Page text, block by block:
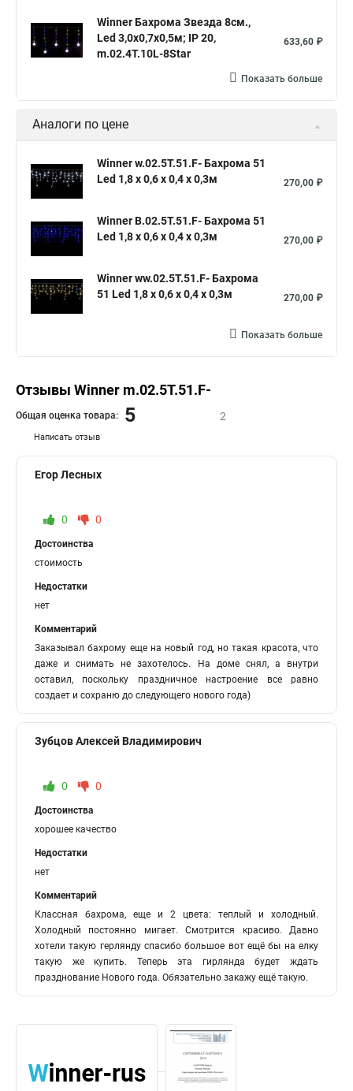
Winner Бахрома Звезда 8см.,
Led 3,0х0,7х0,5м; IP 20,
m.02.4T.10L-8Star
633,60 ₽
Показать больше
Аналоги по цене
Winner w.02.5Т.51.F- Бахрома 51
Led 1,8 x 0,6 x 0,4 x 0,3м
270,00 ₽
Winner B.02.5T.51.F- Бахрома 51
Led 1,8 x 0,6 x 0,4 x 0,3м
270,00 ₽
Winner ww.02.5T.51.F- Бахрома
51 Led 1,8 x 0,6 x 0,4 x 0,3м
270,00 ₽
Показать больше
Отзывы Winner m.02.5T.51.F-
Написать отзыв
Общая оценка товара: 5 2
Егор Лесных
0 0
Достоинства
стоимость
Недостатки
нет
Комментарий
Заказывал бахрому еще на новый год, но такая красота, что
даже и снимать не захотелось. На доме снял, а внутри
оставил, поскольку праздничное настроение все равно
создает и сохраню до следующего нового года)
Зубцов Алексей Владимирович
0 0
Достоинства
хорошее качество
Недостатки
нет
Комментарий
Классная бахрома, еще и 2 цвета: теплый и холодный.
Холодный постоянно мигает. Смотрится красиво. Давно
хотели такую герлянду спасибо большое вот ещё бы на елку
такую же купить. Теперь эта гирлянда будет ждать
празднование Нового года. Обязательно закажу ещё такую.